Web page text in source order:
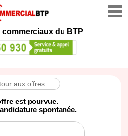
commerciaux du BTP
aux offres
est pourvue.
spontanée.